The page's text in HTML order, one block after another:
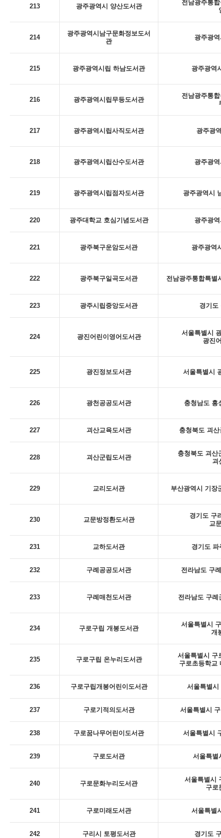
213 광주광역시 양산도서관
전남광주통
214
광주광역시남구문화정보도서
관
광주광
215 광주광역시립 하남도서관 광주광역
216 광주광역시립무등도서관
전남광주통
217 광주광역시립사직도서관 광주광
218 광주광역시립산수도서관 광주광
219 광주광역시립점자도서관 광주광역시
220 광주대학교 호심기념도서관 광주광
221 광주북구운암도서관 광주광역
222 광주북구일곡도서관 전남광주통합특별
223 광주시립중앙도서관 경기도
224 광진어린이영어도서관
서울특별시
광진
225 광진정보도서관 서울특별시
226 광천공공도서관 충청남도 홍
227 괴산교육도서관 충청북도 괴
228 괴산군립도서관
충청북도 괴산
괴
229 교리도서관 부산광역시 기장
230 교문방정환도서관
경기도 구
교
231 교하도서관 경기도 파
232 구례공공도서관 전라남도 구
233 구례매천도서관 전라남도 구례
234 구로구립 개봉도서관
서울특별시
개
235 구로구립 온누리도서관
서울특별시 구
구로초등학교
236 구로구립개봉어린이도서관 서울특별시
237 구로기적의도서관 서울특별시
238 구로꿈나무어린이도서관 서울특별시
239 구로도서관 서울특별
240 구로문화누리도서관
서울특별시
구로
241 구로미래도서관 서울특별
242 구리시 토평도서관 경기도